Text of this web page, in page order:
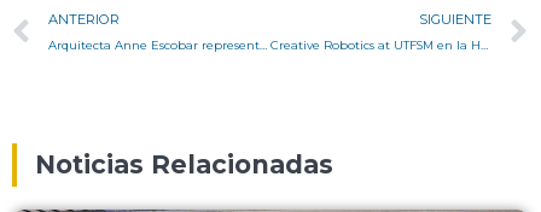
ANTERIOR SIGUIENTE
Noticias Relacionadas